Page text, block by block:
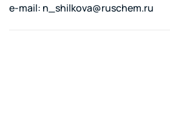
e-mail: n_shilkova@ruschem.ru